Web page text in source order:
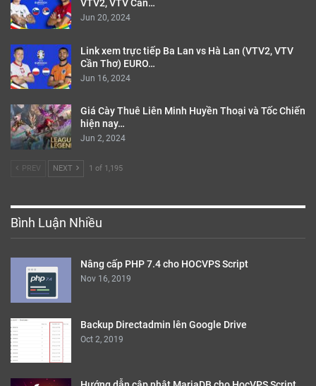
VTV2, VTV Cần…
Jun 20, 2024
Link xem trực tiếp Ba Lan vs Hà Lan (VTV2, VTV
Cần Thơ) EURO…
Jun 16, 2024
Giá Cày Thuê Liên Minh Huyền Thoại và Tốc Chiến
hiện nay…
Jun 2, 2024
PREV NEXT 1 of 1,195
Bình Luận Nhiều
Nâng cấp PHP 7.4 cho HOCVPS Script
Nov 16, 2019
Backup Directadmin lên Google Drive
Oct 2, 2019